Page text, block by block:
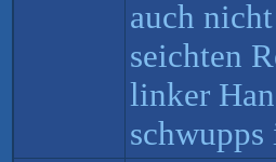
auch
seichten
linker